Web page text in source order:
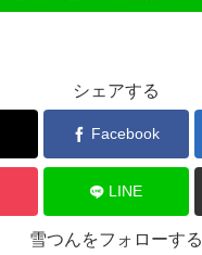
シェアする
Facebook
LINE
雪つんをフォローする